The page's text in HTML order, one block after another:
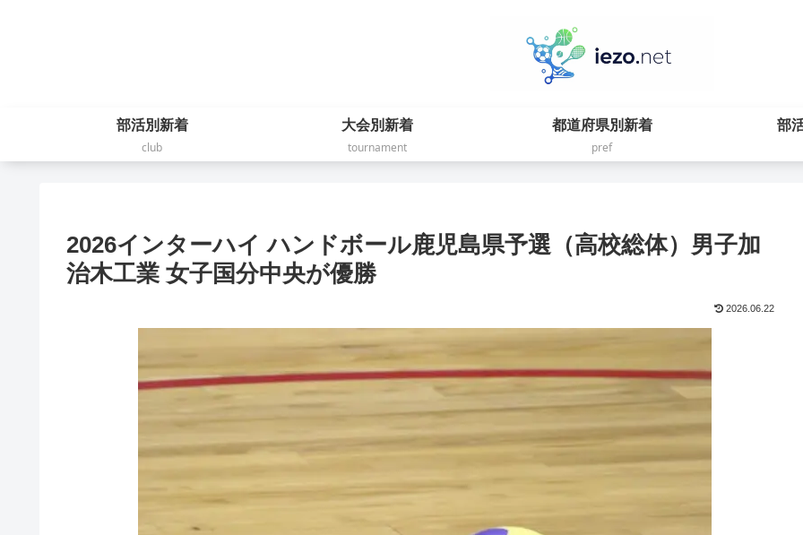
部活別新着
club
大会別新着
tournament
都道府県別新着
pref
部
2026インターハイ ハンドボール鹿児島県予選（高校総体）男子加
治木工業 女子国分中央が優勝
2026.06.22